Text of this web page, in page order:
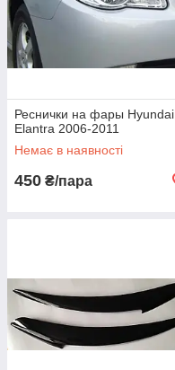
Реснички на фары Hyundai
Elantra 2006-2011
Немає в наявності
450 ₴/пара